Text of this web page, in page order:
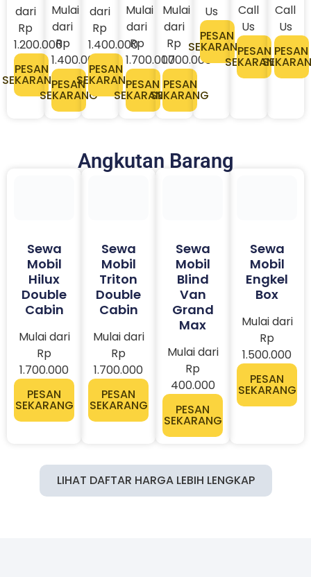
dari
Rp
1.200.000
PESAN
SEKARANG
Mulai
dari
Rp
1.400.000
PESAN
SEKARANG
dari
Rp
1.400.000
PESAN
SEKARANG
Mulai
dari
Rp
1.700.000
PESAN
SEKARANG
Mulai
dari
Rp
1.700.000
PESAN
SEKARANG
Us
PESAN
SEKARANG
Call
Us
PESAN
SEKARANG
Call
Us
PESAN
Angkutan Barang
Sewa
Mobil
Hilux
Double
Cabin
Mulai dari
Rp
1.700.000
PESAN
SEKARANG
Sewa
Mobil
Triton
Double
Cabin
Mulai dari
Rp
1.700.000
PESAN
SEKARANG
Sewa
Mobil
Blind
Van
Grand
Max
Mulai dari
Rp
400.000
PESAN
SEKARANG
Sewa
Mobil
Engkel
Box
Mulai dari
Rp
1.500.000
PESAN
SEKARANG
LIHAT DAFTAR HARGA LEBIH LENGKAP